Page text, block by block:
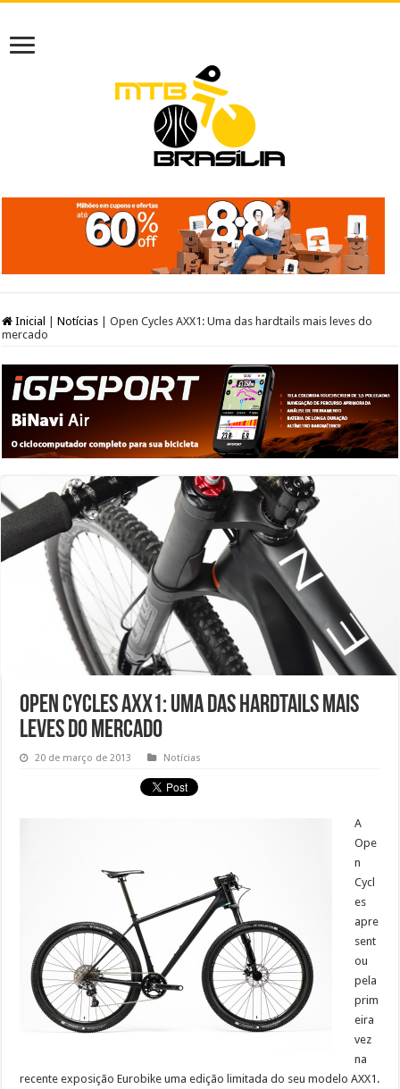
Inicial Notícias
Open Cycles AXX1: Uma das hardtails mais leves do
mercado
Open Cycles AXX1: Uma das hardtails mais
leves do mercado
20 de março de 2013 Notícias
A
Ope
n
Cycl
es
apre
sent
ou
pela
prim
eira
vez
na
recente exposição Eurobike uma edição limitada do seu modelo AXX1.